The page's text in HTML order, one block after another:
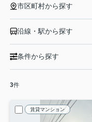
市区町村から探す
沿線・駅から探す
条件から探す
3件
賃貸マンション